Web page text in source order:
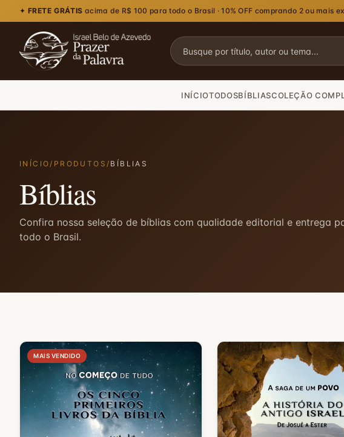
✦ FRETE GRÁTIS acima de R$ 100 para todo o Brasil · 10% OFF comprando 2 ou mais
INÍCIOTODOSBÍBLIASCOLEÇÃO
INÍCIO/ PRODUTOS/ BÍBLIAS
Bíblias
Confira nossa seleção de bíblias com qualidade editorial e entrega
todo o Brasil.
MAIS VENDIDO